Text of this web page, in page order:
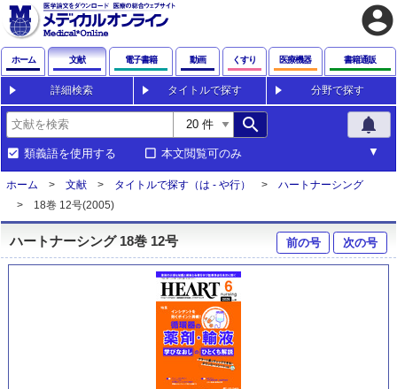
account_circle
ホーム 文献 電子書籍 動画 くすり 医療機器 書籍通販
詳細検索 タイトルで探す 分野で探す
search notifications
類義語を使用する 本文閲覧可のみ
ホーム 文献 タイトルで探す（は - や行）
ハートナーシング
18巻 12号(2005)
ハートナーシング 18巻 12号 前の号 次の号